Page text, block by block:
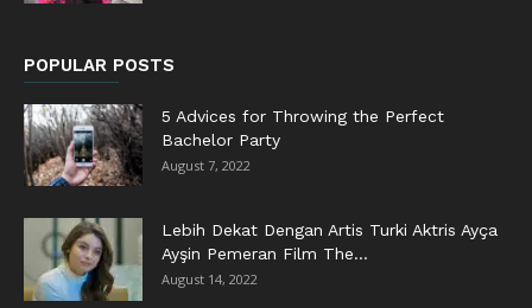
POPULAR POSTS
5 Advices for Throwing the Perfect
Bachelor Party
August 7, 2022
Lebih Dekat Dengan Artis Turki Aktris Ayça
Ayşin Pemeran Film The...
August 14, 2022